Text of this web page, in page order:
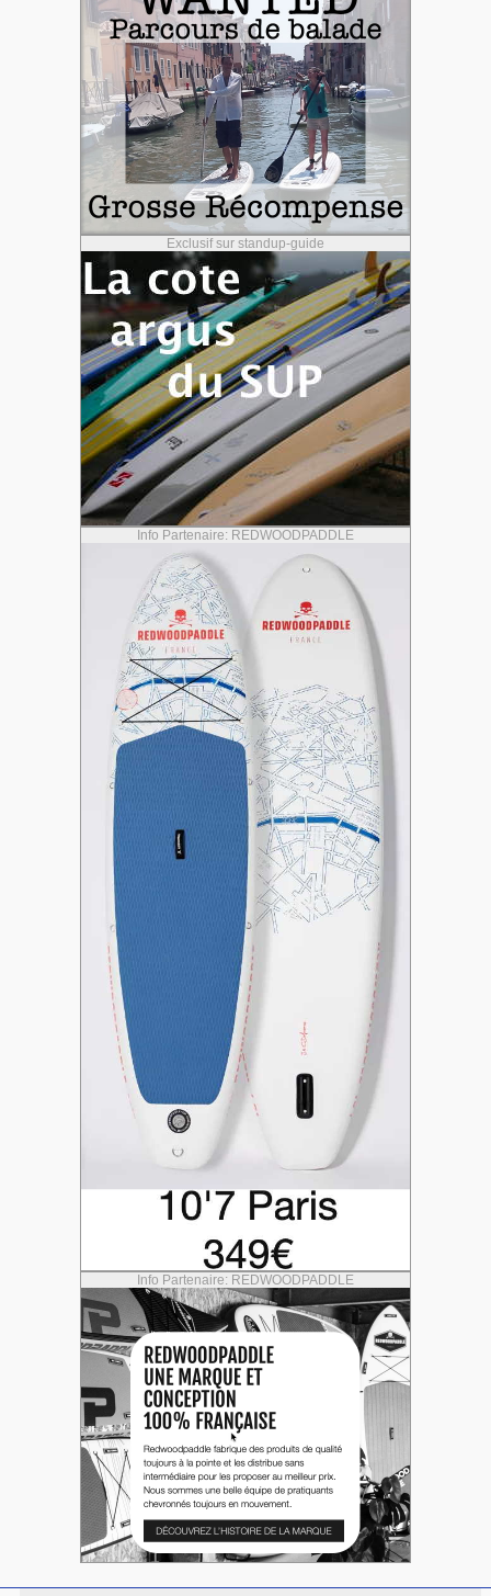
Exclusif sur standup-guide
Info Partenaire: REDWOODPADDLE
Info Partenaire: REDWOODPADDLE